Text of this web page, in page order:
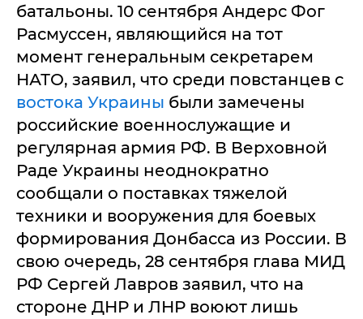
батальоны. 10 сентября Андерс Фог
Расмуссен, являющийся на тот
момент генеральным секретарем
НАТО, заявил, что среди повстанцев с
востока Украины были замечены
российские военнослужащие и
регулярная армия РФ. В Верховной
Раде Украины неоднократно
сообщали о поставках тяжелой
техники и вооружения для боевых
формирования Донбасса из России. В
свою очередь, 28 сентября глава МИД
РФ Сергей Лавров заявил, что на
стороне ДНР и ЛНР воюют лишь